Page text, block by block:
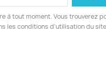
à tout moment. Vous trouverez
les conditions d'utilisation du